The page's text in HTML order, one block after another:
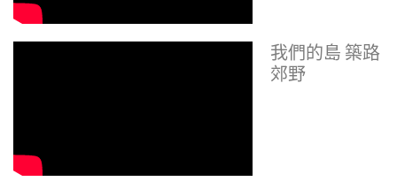
我們的島 築路
郊野